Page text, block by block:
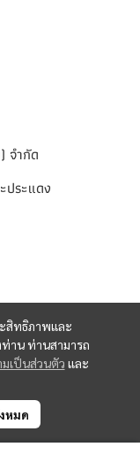
สิทธิภาพและ
าน ท่านสามารถ
เป็นส่วนตัว และ
หมด
จำกัด
ประแดง